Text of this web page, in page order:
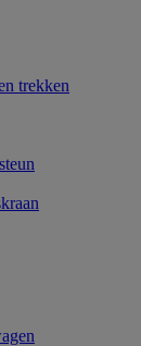
trekken